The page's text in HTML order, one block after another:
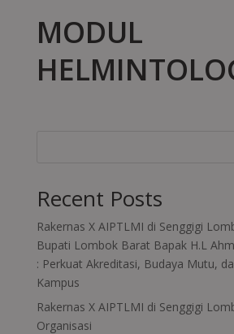
MODUL
Recent Posts
Rakernas X AIPTLMI di Senggigi
Bupati Lombok Barat Bapak H.L
: Perkuat Akreditasi, Budaya Mutu,
Kampus
Rakernas X AIPTLMI di Senggigi
Organisasi